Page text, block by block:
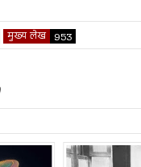
मुख्य लेख 953